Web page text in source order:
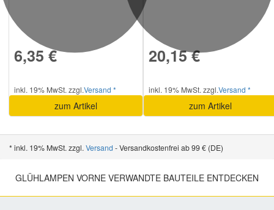
6,35 €
inkl. 19% MwSt. zzgl.Versand *
zum Artikel
20,15 €
inkl. 19% MwSt. zzgl.Versand *
zum Artikel
* inkl. 19% MwSt. zzgl. Versand - Versandkostenfrei ab 99 € (DE)
GLÜHLAMPEN VORNE VERWANDTE BAUTEILE ENTDECKEN